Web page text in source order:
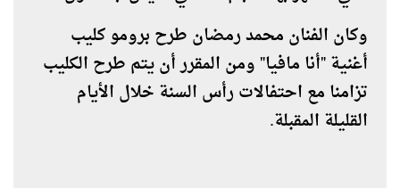
وكان الفنان محمد رمضان طرح برومو كليب
أغنية "أنا مافيا" ومن المقرر أن يتم طرح الكليب
تزامنا مع احتفالات رأس السنة خلال الأيام
القليلة المقبلة.